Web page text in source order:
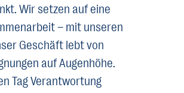
Wir setzen auf eine
– mit unseren
Geschäft lebt von
auf Augenhöhe.
Tag Verantwortung